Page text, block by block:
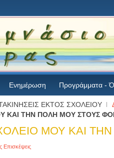
Ενημέρωση Προγράμματα -
ΕΚΤΟΣ ΣΧΟΛΕΙΟΥ
ΚΑΙ ΤΗΝ ΠΟΛΗ ΜΟΥ ΣΤΟΥΣ
ΜΟΥ ΚΑΙ
Επισκέψεις